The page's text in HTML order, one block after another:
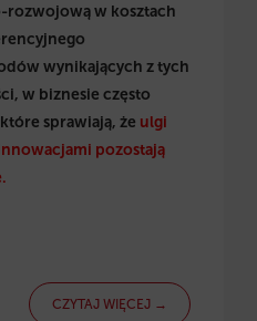
rozwojową w kosztach
wynikających z tych
w biznesie często
sprawiają, że ulgi
pozostają
CZYTAJ WIĘCEJ →